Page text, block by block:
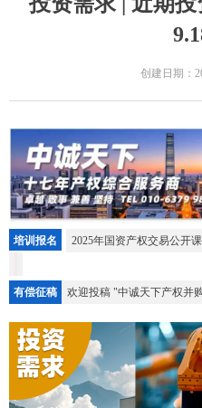
培训报名 2025年国资产权交易公开
有偿征稿 欢迎投稿 "中诚天下产权并
创建日期：